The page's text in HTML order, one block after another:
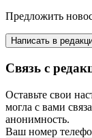
Предложить
Написать в
Связь с
Оставьте свои
могла с вами
анонимность.
Ваш номер